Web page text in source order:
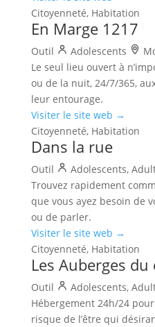
Citoyenneté, Habitation
En Marge 1217
Outil Adolescents
Le seul lieu ouvert à
ou de la nuit, 24/7/365,
leur entourage.
Visiter le site web →
Citoyenneté, Habitation
Dans la rue
Outil Adolescents,
Trouvez rapidement
que vous ayez besoin de
ou de parler.
Visiter le site web →
Citoyenneté, Habitation
Les Auberges du
Outil Adolescents,
Hébergement 24h/24
risque de l’être qui